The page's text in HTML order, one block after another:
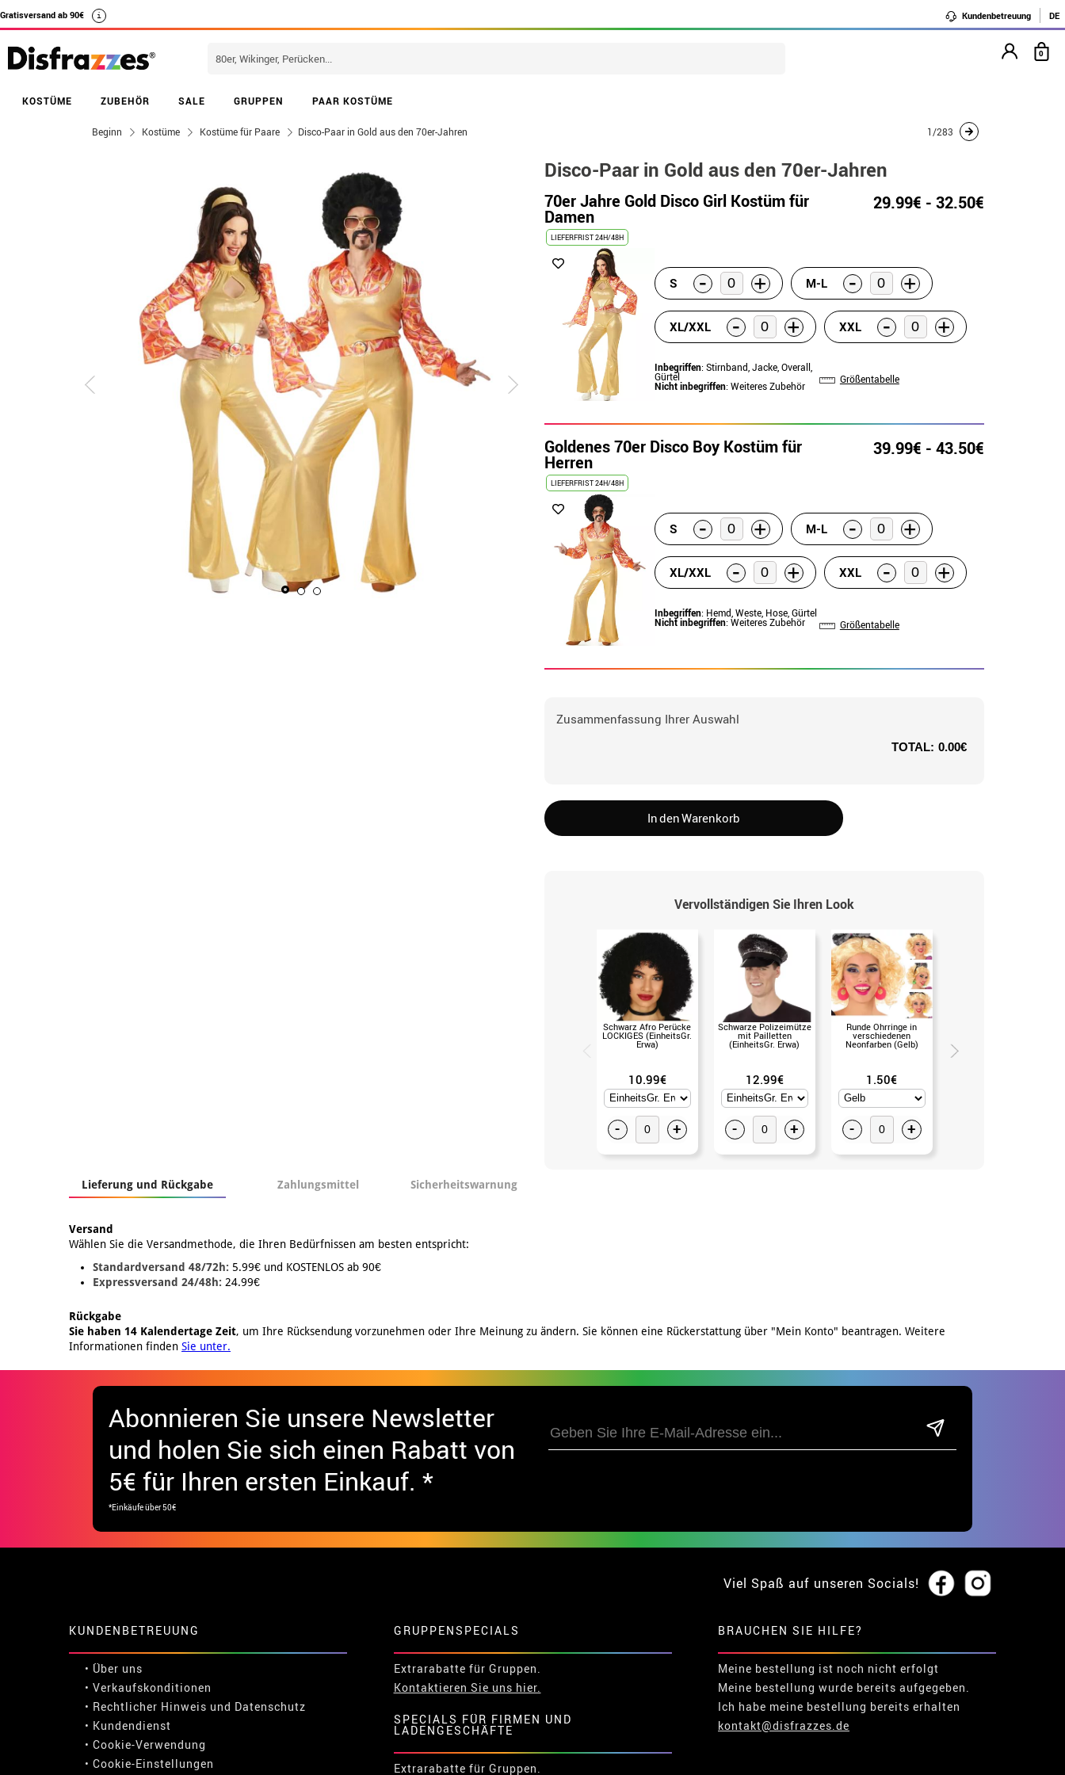
Gratisversand ab 90€ i Kundenbetreuung DE
KOSTÜME ZUBEHÖR SALE GRUPPEN PAAR KOSTÜME
0
Beginn Kostüme Kostüme für Paare Disco-Paar in Gold aus den 70er-Jahren 1/283
Disco-Paar in Gold aus den 70er-Jahren
70er Jahre Gold Disco Girl Kostüm für
Damen
29.99€ - 32.50€
LIEFERFRIST 24H/48H
S - + M-L - +
XL/XXL - + XXL - +
Inbegriffen: Stirnband, Jacke, Overall,
Gürtel
Nicht inbegriffen: Weiteres Zubehör
Größentabelle
Goldenes 70er Disco Boy Kostüm für
Herren
39.99€ - 43.50€
LIEFERFRIST 24H/48H
S - + M-L - +
XL/XXL - + XXL - +
Inbegriffen: Hemd, Weste, Hose, Gürtel
Nicht inbegriffen: Weiteres Zubehör Größentabelle
Zusammenfassung Ihrer Auswahl
TOTAL: 0.00€
In den Warenkorb
Vervollständigen Sie Ihren Look
Schwarz Afro Perücke
LOCKIGES (EinheitsGr.
Erwa)
10.99€
- +
Schwarze Polizeimütze
mit Pailletten
(EinheitsGr. Erwa)
12.99€
- +
Runde Ohrringe in
verschiedenen
Neonfarben (Gelb)
1.50€
- +
Lieferung und Rückgabe Zahlungsmittel Sicherheitswarnung
Versand
Wählen Sie die Versandmethode, die Ihren Bedürfnissen am besten entspricht:
Standardversand 48/72h: 5.99€ und KOSTENLOS ab 90€
Expressversand 24/48h: 24.99€
Rückgabe
Sie haben 14 Kalendertage Zeit, um Ihre Rücksendung vorzunehmen oder Ihre Meinung zu ändern. Sie können eine Rückerstattung über "Mein Konto" beantragen. Weitere
Informationen finden Sie unter.
Abonnieren Sie unsere Newsletter
und holen Sie sich einen Rabatt von
5€ für Ihren ersten Einkauf. *
*Einkäufe über 50€
Viel Spaß auf unseren Socials!
KUNDENBETREUUNG
• Über uns
• Verkaufskonditionen
• Rechtlicher Hinweis und Datenschutz
• Kundendienst
• Cookie-Verwendung
• Cookie-Einstellungen
GRUPPENSPECIALS
Extrarabatte für Gruppen.
Kontaktieren Sie uns hier.
SPECIALS FÜR FIRMEN UND
LADENGESCHÄFTE
Extrarabatte für Gruppen.
BRAUCHEN SIE HILFE?
Meine bestellung ist noch nicht erfolgt
Meine bestellung wurde bereits aufgegeben.
Ich habe meine bestellung bereits erhalten
kontakt@disfrazzes.de